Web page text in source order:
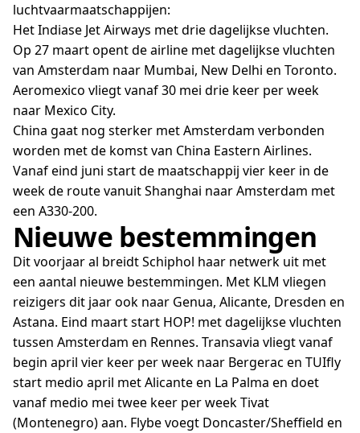
luchtvaarmaatschappijen:
Het Indiase Jet Airways met drie dagelijkse vluchten.
Op 27 maart opent de airline met dagelijkse vluchten
van Amsterdam naar Mumbai, New Delhi en Toronto.
Aeromexico vliegt vanaf 30 mei drie keer per week
naar Mexico City.
China gaat nog sterker met Amsterdam verbonden
worden met de komst van China Eastern Airlines.
Vanaf eind juni start de maatschappij vier keer in de
week de route vanuit Shanghai naar Amsterdam met
een A330-200.
Nieuwe bestemmingen
Dit voorjaar al breidt Schiphol haar netwerk uit met
een aantal nieuwe bestemmingen. Met KLM vliegen
reizigers dit jaar ook naar Genua, Alicante, Dresden en
Astana. Eind maart start HOP! met dagelijkse vluchten
tussen Amsterdam en Rennes. Transavia vliegt vanaf
begin april vier keer per week naar Bergerac en TUIfly
start medio april met Alicante en La Palma en doet
vanaf medio mei twee keer per week Tivat
(Montenegro) aan. Flybe voegt Doncaster/Sheffield en